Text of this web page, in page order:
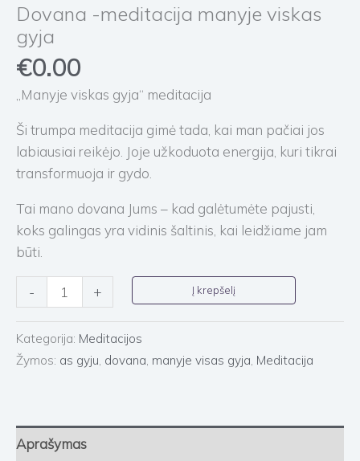
Dovana -meditacija manyje viskas
gyja
€0.00
„Manyje viskas gyja“ meditacija
Ši trumpa meditacija gimė tada, kai man pačiai jos
labiausiai reikėjo. Joje užkoduota energija, kuri tikrai
transformuoja ir gydo.
Tai mano dovana Jums – kad galėtumėte pajusti,
koks galingas yra vidinis šaltinis, kai leidžiame jam
būti.
-
viskas
gyja
+ Į krepšelį
Kategorija: Meditacijos
Žymos: as gyju, dovana, manyje visas gyja, Meditacija
Aprašymas